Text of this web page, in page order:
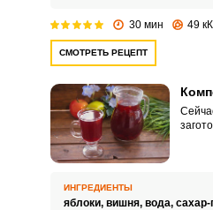
30 мин 49
СМОТРЕТЬ РЕЦЕПТ
ИНГРЕДИЕНТЫ
яблоки, вишня, вода, сахар-